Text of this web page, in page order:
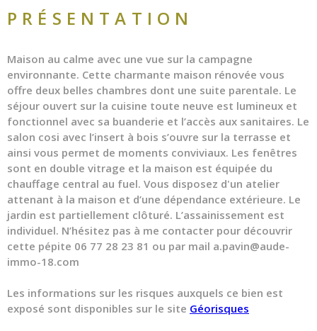
PRÉSENTATION
Maison au calme avec une vue sur la campagne
environnante. Cette charmante maison rénovée vous
offre deux belles chambres dont une suite parentale. Le
séjour ouvert sur la cuisine toute neuve est lumineux et
fonctionnel avec sa buanderie et l’accès aux sanitaires. Le
salon cosi avec l’insert à bois s’ouvre sur la terrasse et
ainsi vous permet de moments conviviaux. Les fenêtres
sont en double vitrage et la maison est équipée du
chauffage central au fuel. Vous disposez d'un atelier
attenant à la maison et d’une dépendance extérieure. Le
jardin est partiellement clôturé. L’assainissement est
individuel. N’hésitez pas à me contacter pour découvrir
cette pépite 06 77 28 23 81 ou par mail a.pavin@aude-
immo-18.com
Les informations sur les risques auxquels ce bien est
exposé sont disponibles sur le site Géorisques